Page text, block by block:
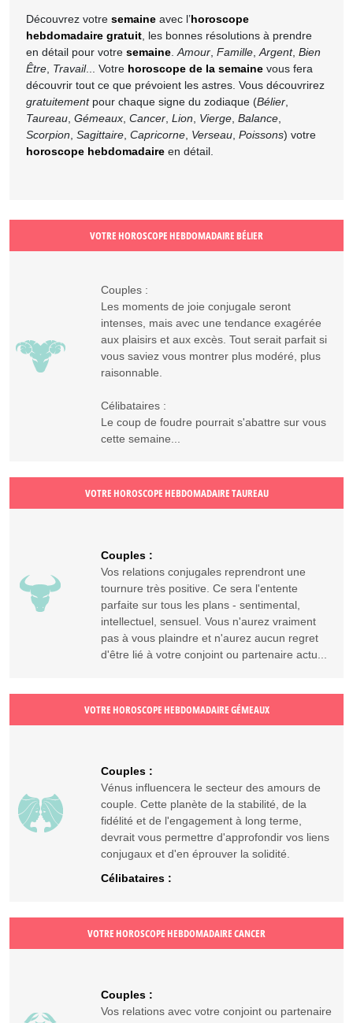
Découvrez votresemaine avec l’horoscope
hebdomadaire gratuit , les bonnes résolutions à prendre
en détail pour votresemaine .Amour ,Famille ,Argent,Bien
Être Travail... Votre horoscope de la semaine vous fera
découvrir tout ce que prévoient les astres. Vous découvrirez
gratuitementpour chaque signe du zodiaque (Bélier
Taureau ,Gémeaux ,Cancer ,Lion Vierge ,Balance
Scorpion ,Sagittaire ,Capricorne Verseau ,Poissons) votre
horoscope hebdomadaire en détail.
VOTRE HOROSCOPE HEBDOMADAIRE BÉLIER
Couples :
Les moments de joie conjugale seront
intenses, mais avec une tendance exagérée
aux plaisirs et aux excès. Tout serait parfait si
vous saviez vous montrer plus modéré, plus
raisonnable.
Célibataires :
Le coup de foudre pourrait s'abattre sur vous
cette semaine...
VOTRE HOROSCOPE HEBDOMADAIRE TAUREAU
Couples :
Vos relations conjugales reprendront une
tournure très positive. Ce sera l'entente
parfaite sur tous les plans - sentimental,
intellectuel, sensuel. Vous n'aurez vraiment
pas à vous plaindre et n'aurez aucun regret
d'être lié à votre conjoint ou partenaire actu...
VOTRE HOROSCOPE HEBDOMADAIRE GÉMEAUX
Couples :
Vénus influencera le secteur des amours de
couple. Cette planète de la stabilité, de la
fidélité et de l'engagement à long terme,
devrait vous permettre d'approfondir vos liens
conjugaux et d'en éprouver la solidité.
Célibataires :
VOTRE HOROSCOPE HEBDOMADAIRE CANCER
Couples :
Vos relations avec votre conjoint ou partenaire